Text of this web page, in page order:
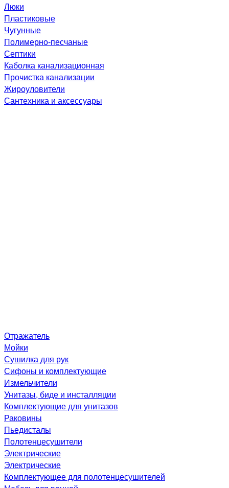
Люки
Пластиковые
Чугунные
Полимерно-песчаные
Септики
Каболка канализационная
Прочистка канализации
Жироуловители
Сантехника и аксессуары
Отражатель
Мойки
Сушилка для рук
Сифоны и комплектующие
Измельчители
Унитазы, биде и инсталляции
Комплектующие для унитазов
Раковины
Пьедисталы
Полотенцесушители
Электрические
Электрические
Комплектующее для полотенцесушителей